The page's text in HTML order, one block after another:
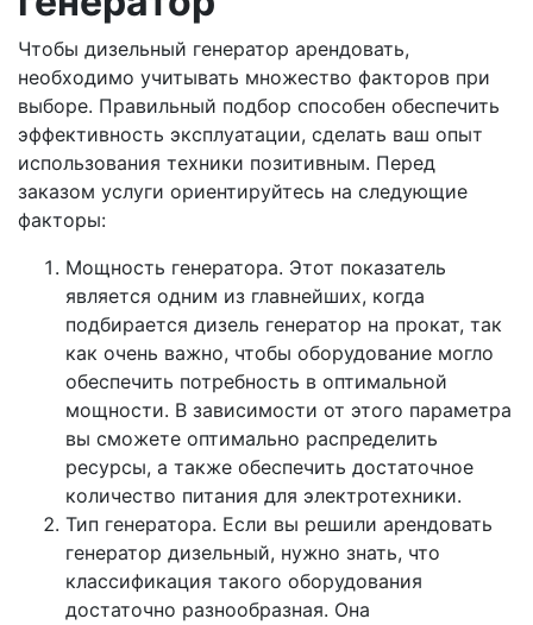
Чтобы дизельный генератор арендовать,
необходимо учитывать множество факторов при
выборе. Правильный подбор способен обеспечить
эффективность эксплуатации, сделать ваш опыт
использования техники позитивным. Перед
заказом услуги ориентируйтесь на следующие
факторы:
Мощность генератора. Этот показатель
является одним из главнейших, когда
подбирается дизель генератор на прокат, так
как очень важно, чтобы оборудование могло
обеспечить потребность в оптимальной
мощности. В зависимости от этого параметра
вы сможете оптимально распределить
ресурсы, а также обеспечить достаточное
количество питания для электротехники.
Тип генератора. Если вы решили арендовать
генератор дизельный, нужно знать, что
классификация такого оборудования
достаточно разнообразная. Она